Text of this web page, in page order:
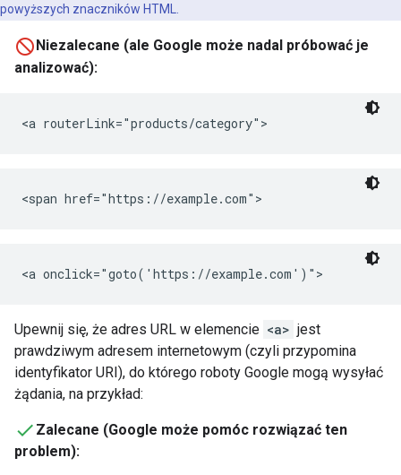
powyższych znaczników HTML.
Niezalecane (ale Google może nadal próbować je
analizować):
<a routerLink="products/category">
<span href="https://example.com">
<a onclick="goto('https://example.com')">
Upewnij się, że adres URL w elemencie <a> jest
prawdziwym adresem internetowym (czyli przypomina
identyfikator URI), do którego roboty Google mogą wysyłać
żądania, na przykład:
Zalecane (Google może pomóc rozwiązać ten
problem):